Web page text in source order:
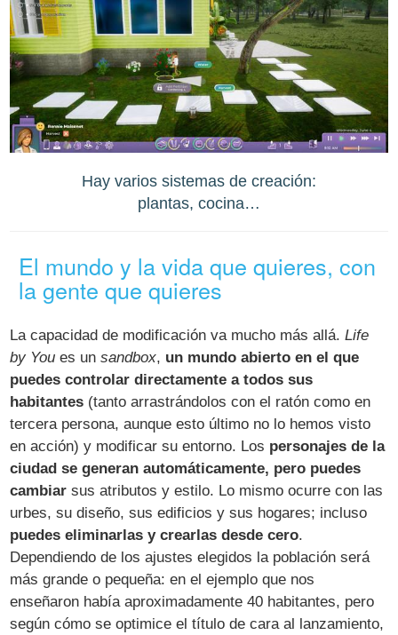
Hay varios sistemas de creación:
plantas, cocina…
El mundo y la vida que quieres, con
la gente que quieres
La capacidad de modificación va mucho más allá.Life
by You es unsandbox, un mundo abierto en el que
puedes controlar directamente a todos sus
habitantes (tanto arrastrándolos con el ratón como en
tercera persona, aunque esto último no lo hemos visto
en acción) y modificar su entorno. Los personajes de la
ciudad se generan automáticamente, pero puedes
cambiar sus atributos y estilo. Lo mismo ocurre con las
urbes, su diseño, sus edificios y sus hogares; incluso
puedes eliminarlas y crearlas desde cero.
Dependiendo de los ajustes elegidos la población será
más grande o pequeña: en el ejemplo que nos
enseñaron había aproximadamente 40 habitantes, pero
según cómo se optimice el título de cara al lanzamiento,